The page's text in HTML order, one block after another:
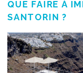
QUE FAIRE À
SANTORIN ?